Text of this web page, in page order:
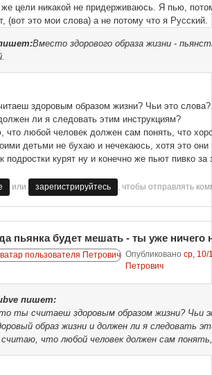
цели никакой не придерживаюсь. Я пью,
(вот это мои слова) а не потому что я Русский.
Вместо здорового образа жизни -
здоровым образом жизни? Чьи это
ли я следовать этим инструкциям?
что любой человек должен сам понять, что
детьми не бухаю и нечекаюсь, хотя это они
подростки курят ну и конечно же пьют пивко
или зарегистрируйтесь , чтобы отправлять
пьянка будет мешать - ты уже
Опубликовано ср, 10/
Петрович
пишет:
ты считаеш здоровым образом жизни? Чьи
образ жизни и должен ли я следовать
что любой человек должен сам